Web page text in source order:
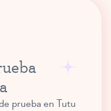
m.
CLASES!
prueba en Tutu